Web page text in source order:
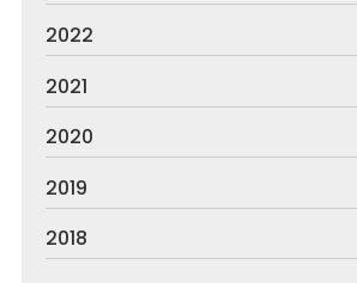
2022
2021
2020
2019
2018